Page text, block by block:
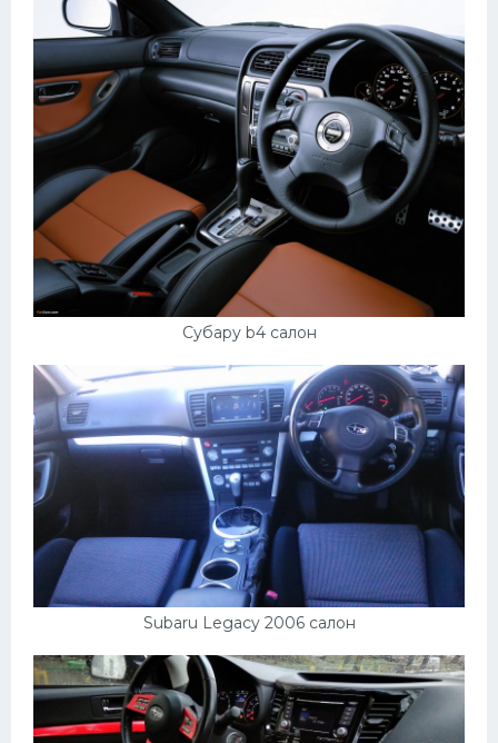
Субару b4 салон
Subaru Legacy 2006 салон